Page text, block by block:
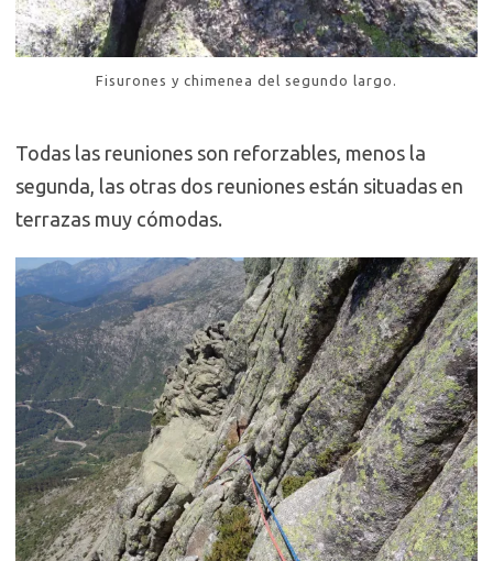
Fisurones y chimenea del segundo largo.
Todas las reuniones son reforzables, menos la
segunda, las otras dos reuniones están situadas en
terrazas muy cómodas.